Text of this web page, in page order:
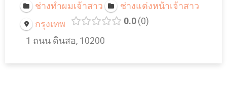
ช่างทำผมเจ้าสาว
ช่างแต่งหน้าเจ้าสาว
กรุงเทพ
0.0 0
1 ถนน ดินสอ, 10200